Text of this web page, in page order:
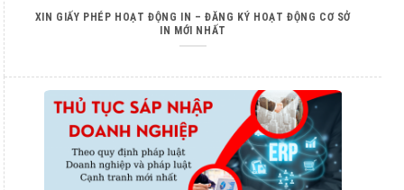
XIN GIẤY PHÉP HOẠT ĐỘNG IN – ĐĂNG KÝ HOẠT ĐỘNG CƠ SỞ
IN MỚI NHẤT